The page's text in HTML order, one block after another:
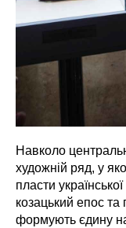
Навколо
художній ряд, у
пласти
козацький епос та
формують єдину